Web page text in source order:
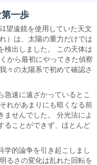
一歩
望遠鏡を使用していた天文
）は、太陽の重力だけでは
検出しました。 この天体は
から最初にやってきた偵察
々の太陽系で初めて確認さ
急速に遠ざかっているとこ
れがあまりにも暗くなる前
ませんでした。 分光法によ
ることができず、ほとんど
学的論争を引き起こしまし
るさの変化は乱れた回転を